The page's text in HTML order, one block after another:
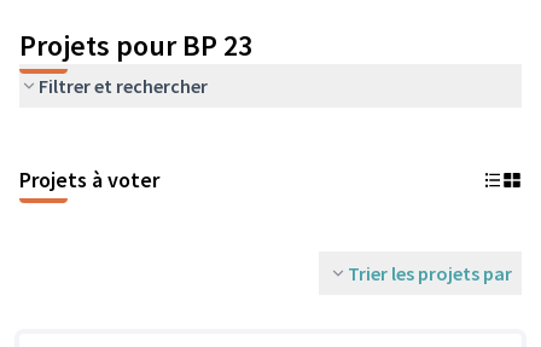
Projets pour BP 23
Filtrer et rechercher
Projets à voter
Trier les projets par